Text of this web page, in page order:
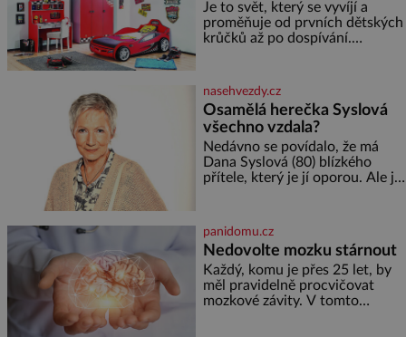
Je to svět, který se vyvíjí a
proměňuje od prvních dětských
krůčků až po dospívání.
soustředění i odpočinek a
reaguje na každou etapu života
a specifické potřeby dítěte. Pro
nejmenší je klíčová
jednoduchost, měkkost a
bezpečí, proto by pokoj
miminka měl působit především
nasehvezdy.cz
Osamělá herečka Syslová
všechno vzdala?
Nedávno se povídalo, že má
Dana Syslová (80) blízkého
přítele, který je jí oporou. Ale je
častěji mluví o svém odchodu.
Dohnala ji snad samota? Půs
panidomu.cz
Nedovolte mozku stárnout
Každý, komu je přes 25 let, by
měl pravidelně procvičovat
mozkové závity. V tomto